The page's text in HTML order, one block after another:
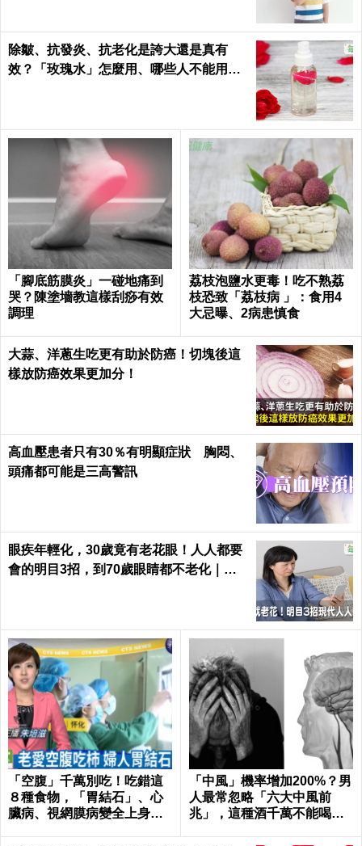
除皺、抗發炎、抗老化是誇大還是真有
效？「玫瑰水」怎麼用、哪些人不能用｜
「腳底筋膜炎」一碰地痛到
哭？陳塗墻教這樣刮痧有效
調理
荔枝泡鹽水更毒！吃不熟荔
枝恐致「荔枝病 」：食用4
大忌曝、2病患慎食
大蒜、洋蔥生吃更有助於防癌！切塊後這
樣放防癌效果更加分！
高血壓患者只有30％有明顯症狀 胸悶、
頭痛都可能是三高警訊
眼疾年輕化，30歲竟有老花眼！人人都要
會的明目3招，到70歲眼睛都不老化｜每
「空腹」千萬別吃！吃錯這
８種食物，「胃結石」、心
臟病、視網膜病變全上身｜
「中風」機率增加200%？男
人最常忽略「六大中風前
兆」，這種酒千萬不能喝｜